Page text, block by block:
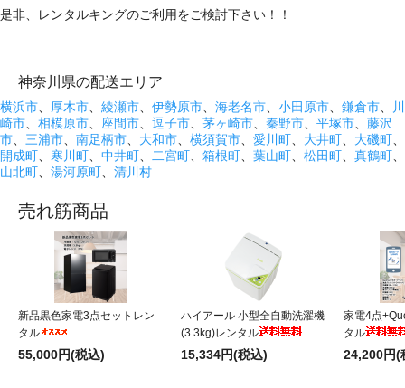
是非、レンタルキングのご利用をご検討下さい！！
神奈川県の配送エリア
横浜市、 厚木市、 綾瀬市、 伊勢原市、 海老名市、 小田原市、 鎌倉市、
川
崎市、 相模原市、 座間市、 逗子市、 茅ヶ崎市、 秦野市、 平塚市、 藤沢
市、 三浦市、 南足柄市、 大和市、 横須賀市、 愛川町、 大井町、 大磯町、
開成町、 寒川町、 中井町、 二宮町、 箱根町、 葉山町、 松田町、 真鶴町、
山北町、 湯河原町、 清川村
売れ筋商品
新品黒色家電3点セットレン
タル
55,000円(税込)
ハイアール 小型全自動洗濯機
(3.3kg)レンタル
15,334円(税込)
家電4点
タル
24,200円(